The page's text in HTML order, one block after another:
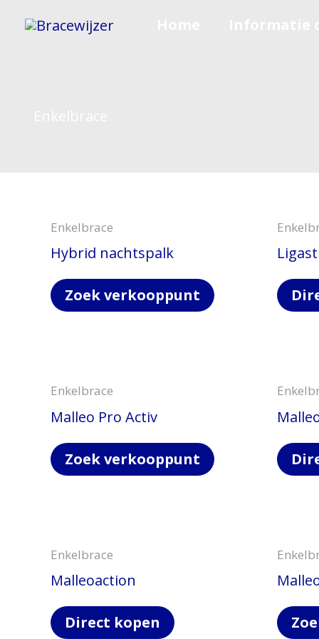
naar
Enkelbrace
Hybrid nachtspalk
Zoek verkooppunt
Enkelbrace
Malleo Pro Activ
Zoek verkooppunt
Enkelbrace
Malleoaction
Direct kopen